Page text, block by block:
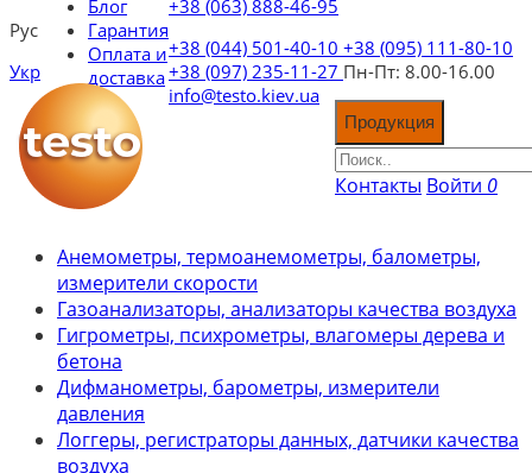
Рус
Укр
Блог
Гарантия
Оплата и
доставка
+38 (063) 888-46-95
+38 (044) 501-40-10 +38 (095) 111-80-10
+38 (097) 235-11-27 Пн-Пт: 8.00-16.00
info@testo.kiev.ua
Продукция
Контакты Войти 0
Анемометры, термоанемометры, балометры,
измерители скорости
Газоанализаторы, анализаторы качества воздуха
Гигрометры, психрометры, влагомеры дерева и
бетона
Дифманометры, барометры, измерители
давления
Логгеры, регистраторы данных, датчики качества
воздуха